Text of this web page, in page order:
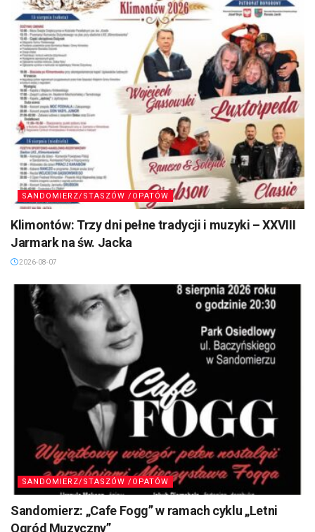
SANDOMIERZ/STASZÓW /OPATÓW
Klimontów: Trzy dni pełne tradycji i muzyki – XXVIII
Jarmark na św. Jacka
2026-08-07
SANDOMIERZ/STASZÓW /OPATÓW
Sandomierz: „Cafe Fogg” w ramach cyklu „Letni
Ogród Muzyczny”